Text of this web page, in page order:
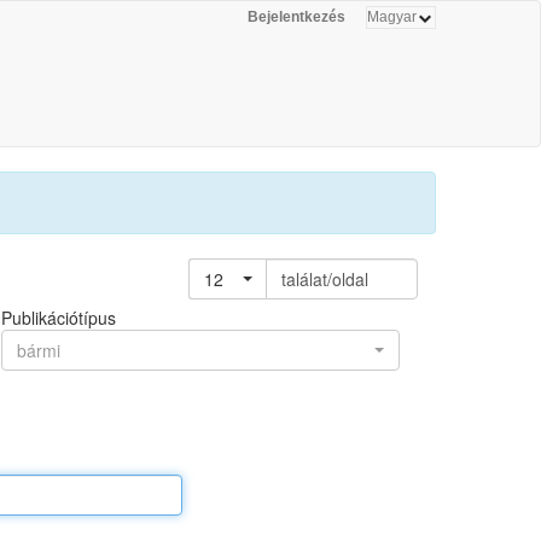
Bejelentkezés
12
találat/oldal
Publikációtípus
bármi